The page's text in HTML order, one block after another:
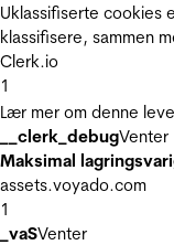
Uklassifiserte cookies
klassifisere, sammen
Clerk.io
1
Lær mer om denne
__clerk_debugVenter
Maksimal
assets.voyado.com
1
_vaSVenter